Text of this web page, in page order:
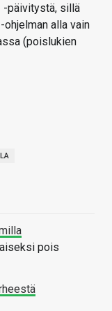
-päivitystä, sillä
alla vain
(poislukien
pois